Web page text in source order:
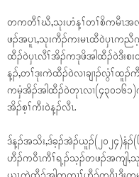
တကတီၢ်ဃီ,သုးဟံန့ၢ်တၢ်စိကမီၤအလီ
ဖၣ်အပူၤ,သုးကီၣ်ကးမၤထီဝဲပှၤကညီ
ထီၣ်၀ဲပှၤလီၢ်အိၣ်ကဒုဖိအါထီၣ်ဝဲဒီးစး
န့ၣ်,တၢ်ဒုးကဲထီၣ်၀ဲလၢချၢၣ်လွံၢ်ထူၣ်
ကမှံအိၣ်အါထီၣ်၀ဲတုၤလၢ(၄၃၀၁၆၁)
အိၣ်စ့ၢ်ကီး၀ဲန့ၣ်လီၤ.
ဒ်န့ၣ်အသိး,ဒ်ခ့ၣ်အဲၣ်ယူၣ်(၂၀၂၄)နံ
ဟီၣ်ကဝီၤကီၢ်ရ့ၣ်သ့ၣ်တဖၣ်အကျါ,သု